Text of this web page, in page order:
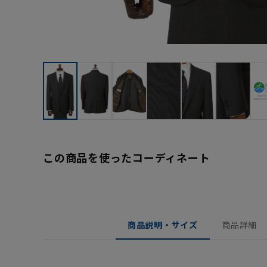
この商品を使ったコーディネート
商品説明・サイズ 商品詳細